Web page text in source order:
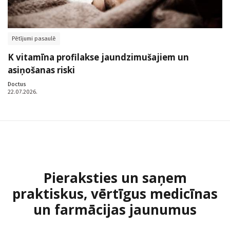
Pētījumi pasaulē
K vitamīna profilakse jaundzimušajiem un
asiņošanas riski
Doctus
22.07.2026.
Pieraksties un saņem
praktiskus, vērtīgus medicīnas
un farmācijas jaunumus